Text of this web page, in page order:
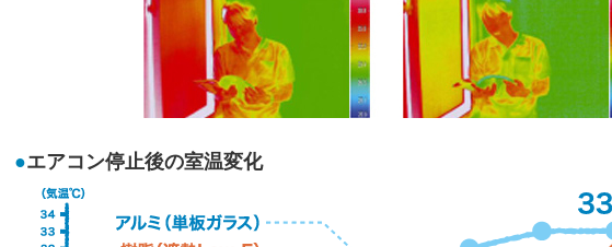
エアコン停止後の室温変化